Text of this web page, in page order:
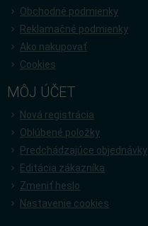
Obchodné podmienky
Reklamačné podmienky
Ako nakupovať
Cookies
MÔJ ÚČET
Nová registrácia
Oblúbené položky
Predchádzajúce objednávky
Editácia zákazníka
Zmeniť heslo
Nastavenie cookies